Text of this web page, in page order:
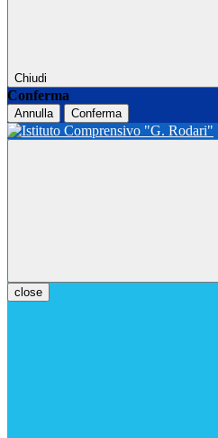
Chiudi
Conferma
Annulla Conferma
close